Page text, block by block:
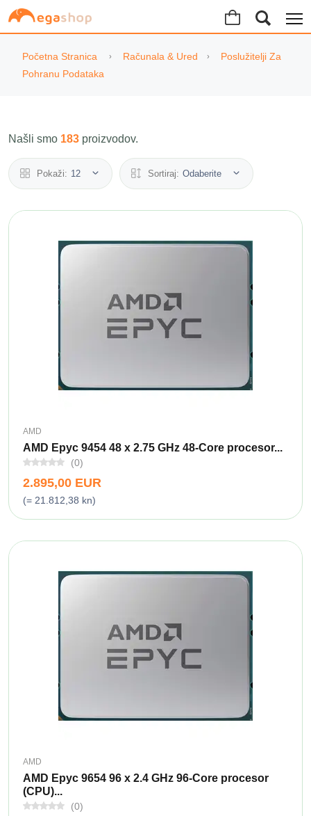
Početna Stranica Računala & Ured
Poslužitelji Za
Pohranu Podataka
Našli smo 183 proizvodov.
Pokaži: 12 Sortiraj: Odaberite
AMD
AMD Epyc 9454 48 x 2.75 GHz 48-Core procesor...
(0)
2.895,00 EUR
(= 21.812,38 kn)
AMD
AMD Epyc 9654 96 x 2.4 GHz 96-Core procesor
(CPU)...
(0)